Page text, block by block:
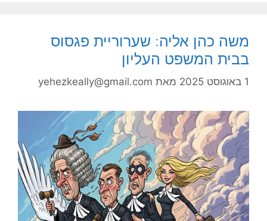
משה כהן אליה: שערוריית פגסוס
בבית המשפט העליון
1 באוגוסט 2025 מאת yehezkeally@gmail.com